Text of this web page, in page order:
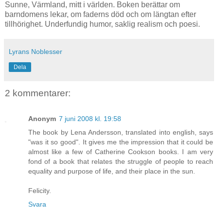
Sunne, Värmland, mitt i världen. Boken berättar om
barndomens lekar, om faderns död och om längtan efter
tillhörighet. Underfundig humor, saklig realism och poesi.
Lyrans Noblesser
Dela
2 kommentarer:
Anonym 7 juni 2008 kl. 19:58
The book by Lena Andersson, translated into english, says
"was it so good". It gives me the impression that it could be
almost like a few of Catherine Cookson books. I am very
fond of a book that relates the struggle of people to reach
equality and purpose of life, and their place in the sun.
Felicity.
Svara